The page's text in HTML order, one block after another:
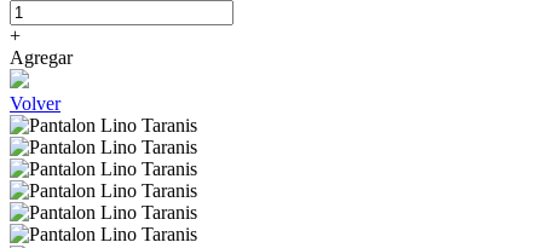
+
Agregar
Volver